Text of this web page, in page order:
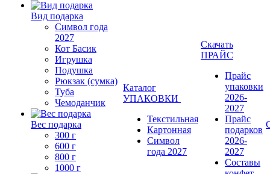
Вид подарка
Символ года
2027
Кот Басик
Игрушка
Подушка
Рюкзак (сумка)
Туба
Чемоданчик
Вес подарка
300 г
600 г
800 г
1000 г
Каталог
УПАКОВКИ
Текстильная
Картонная
Символ
года 2027
Скачать
ПРАЙС
Прайс
упаковки
2026-
2027
Прайс
подарков
2026-
2027
Составы